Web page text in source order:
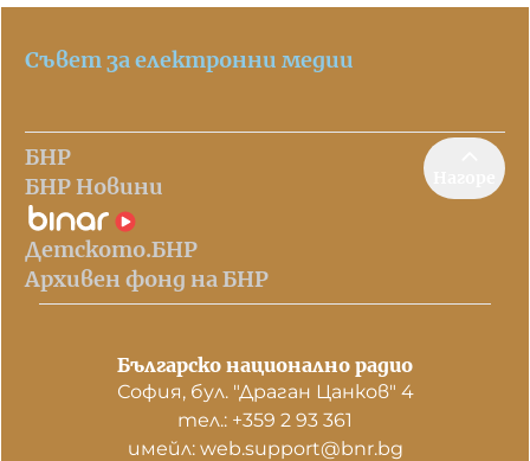
Съвет за електронни медии
БНР
БНР Новини
Детското.БНР
Архивен фонд на БНР
Българско национално радио
София, бул. "Драган Цанков" 4
тел.: +359 2 93 361
имейл: web.support@bnr.bg